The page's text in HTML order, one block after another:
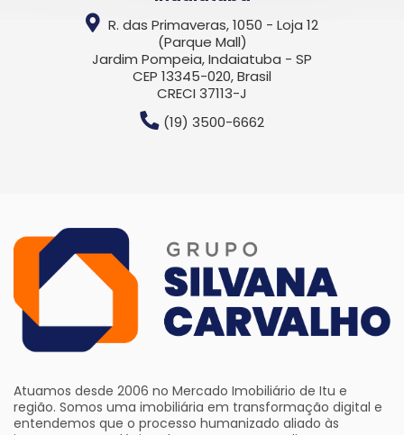
R. das Primaveras, 1050 - Loja 12
(Parque Mall)
Jardim Pompeia, Indaiatuba - SP
CEP 13345-020, Brasil
CRECI 37113-J
(19) 3500-6662
Atuamos desde 2006 no Mercado Imobiliário de Itu e
região. Somos uma imobiliária em transformação digital e
entendemos que o processo humanizado aliado às